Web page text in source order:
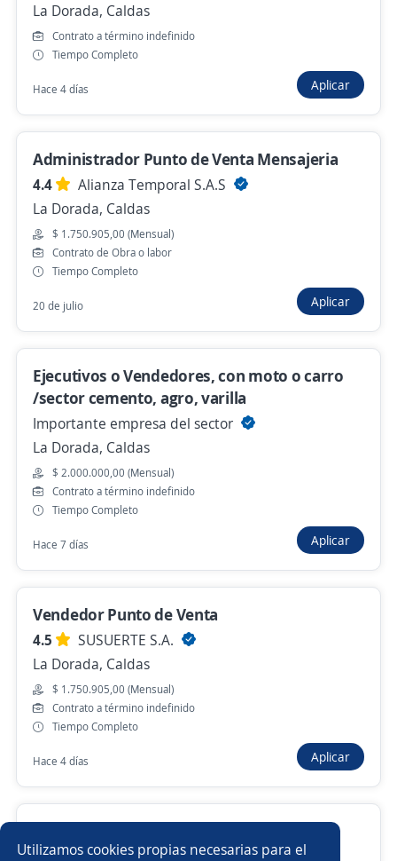
Utilizamos cookies propias necesarias para el
Hace 2 horas
Empleo destacado
Asesor comercial Almacenes Ktronix
Manizales, Caldas
Hace 2 horas
Conductor de Mixer/carro tanque/Carga
Viva
4,6
Chinchiná, Caldas
Hace 2 horas
Empleo destacado
Ejecutivo comercial de Libranza
4,5
PUNTO EMPLEO S.A.S
Hace 2 horas
Anterior
Nuevas ofertas de empleo
Empleos similares
Analista comercial Producción Gerente comercial
La Dorada, Caldas
Contrato a término indefinido
Tiempo Completo
Hace 4 días Aplicar
Administrador Punto de Venta Mensajeria
4.4
Alianza Temporal S.A.S
La Dorada, Caldas
$ 1.750.905,00 (Mensual)
Contrato de Obra o labor
Tiempo Completo
20 de julio Aplicar
Ejecutivos o Vendedores, con moto o carro
/sector cemento, agro, varilla
Importante empresa del sector
La Dorada, Caldas
$ 2.000.000,00 (Mensual)
Contrato a término indefinido
Tiempo Completo
Hace 7 días Aplicar
Vendedor Punto de Venta
4.5
SUSUERTE S.A.
La Dorada, Caldas
$ 1.750.905,00 (Mensual)
Contrato a término indefinido
Tiempo Completo
Hace 4 días Aplicar
4.6 STF GROUP S.A.